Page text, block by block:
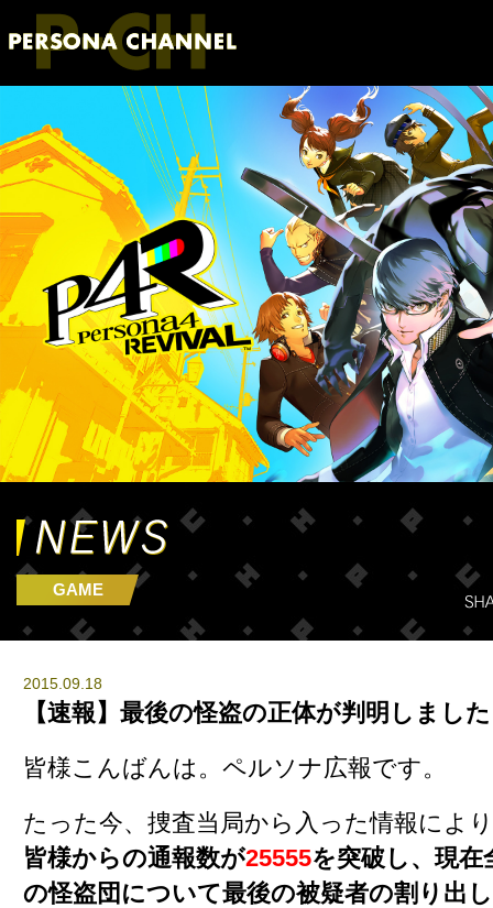
GAME
2015.09.18
【速報】最後の怪盗の正体が判明しまし
皆様こんばんは。ペルソナ広報です。
たった今、捜査当局から入った情報によ
皆様からの通報数が25555を突破し、現在
の怪盗団について最後の被疑者の割り出